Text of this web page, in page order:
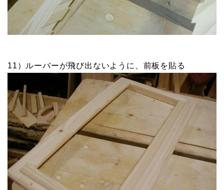
11）ルーバーが飛び出ないように、前板を貼る